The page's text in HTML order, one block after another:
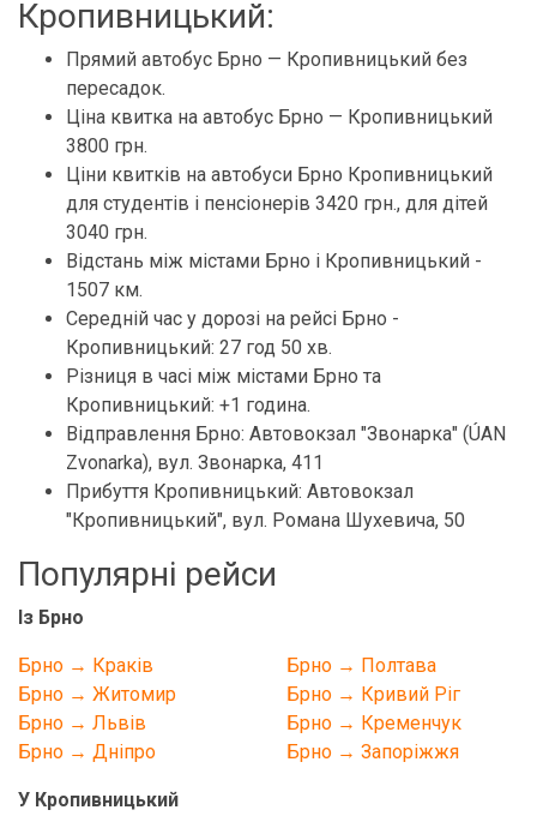
Кропивницький:
Прямий автобус Брно — Кропивницький без
пересадок.
Ціна квитка на автобус Брно — Кропивницький
3800 грн.
Ціни квитків на автобуси Брно Кропивницький
для студентів і пенсіонерів 3420 грн., для дітей
3040 грн.
Відстань між містами Брно і Кропивницький -
1507 км.
Середній час у дорозі на рейсі Брно -
Кропивницький: 27 год 50 хв.
Різниця в часі між містами Брно та
Кропивницький: +1 година.
Відправлення Брно: Автовокзал "Звонарка" (ÚAN
Zvonarka), вул. Звонарка, 411
Прибуття Кропивницький: Автовокзал
"Кропивницький", вул. Романа Шухевича, 50
Популярні рейси
Із Брно
Брно → Краків
Брно → Житомир
Брно → Львів
Брно → Дніпро
Брно → Полтава
Брно → Кривий Ріг
Брно → Кременчук
Брно → Запоріжжя
У Кропивницький